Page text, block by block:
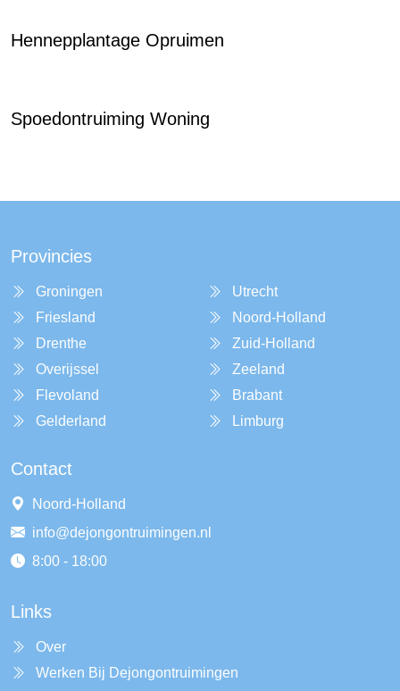
Hennepplantage Opruimen
Spoedontruiming Woning
Provincies
Groningen
Friesland
Drenthe
Overijssel
Flevoland
Gelderland
Utrecht
Noord-Holland
Zuid-Holland
Zeeland
Brabant
Limburg
Contact
Noord-Holland
info@dejongontruimingen.nl
8:00 - 18:00
Links
Over
Werken Bij Dejongontruimingen